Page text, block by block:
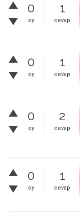
0
oy
1
cevap
0
oy
1
cevap
0
oy
2
cevap
0
oy
1
cevap